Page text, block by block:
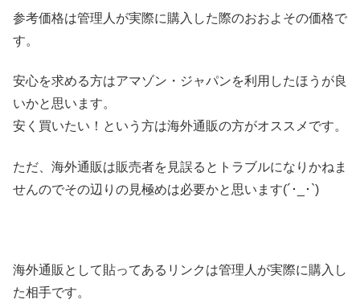
参考価格は管理人が実際に購入した際のおおよその価格で
す。
安心を求める方はアマゾン・ジャパンを利用したほうが良
いかと思います。
安く買いたい！という方は海外通販の方がオススメです。
ただ、海外通販は販売者を見誤るとトラブルになりかねま
せんのでその辺りの見極めは必要かと思います(´･_･`)
海外通販として貼ってあるリンクは管理人が実際に購入し
た相手です。